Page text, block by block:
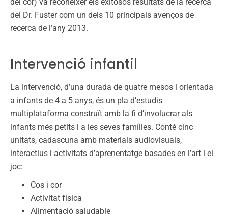
del Dr. Fuster com un dels 10 principals avenços de
recerca de l’any 2013.
Intervenció infantil
La intervenció, d’una durada de quatre mesos i orientada
a infants de 4 a 5 anys, és un pla d’estudis
multiplataforma construït amb la fi d’involucrar als
infants més petits i a les seves famílies. Conté cinc
unitats, cadascuna amb materials audiovisuals,
interactius i activitats d’aprenentatge basades en l’art i el
joc:
Cos i cor
Activitat física
Alimentació saludable